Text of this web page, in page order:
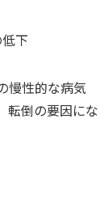
下
慢性的な病気
転倒の要因にな